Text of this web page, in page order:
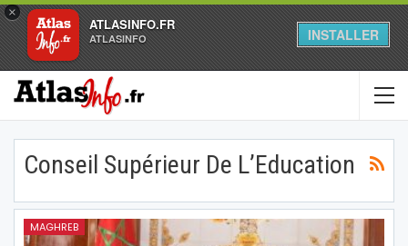
×
ATLASINFO.FR
ATLASINFO INSTALLER
Conseil Supérieur De L’Education
MAGHREB